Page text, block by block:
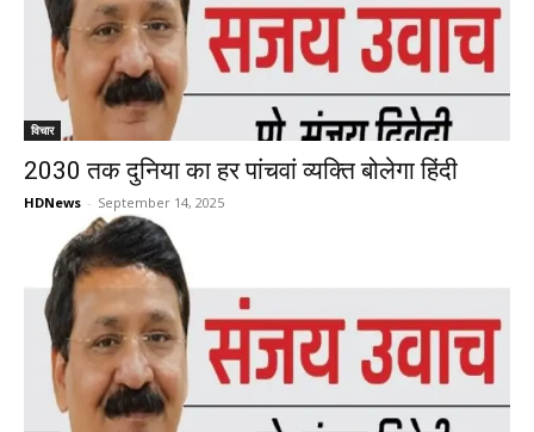
विचार
2030 तक दुनिया का हर पांचवां व्यक्ति बोलेगा हिंदी
HDNews - September 14, 2025